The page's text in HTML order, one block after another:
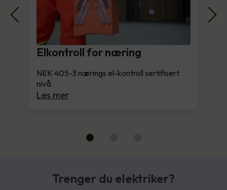
Elkontroll for næring
NEK 405-3 nærings el-kontroll sertifisert
nivå
Les mer
Trenger du elektriker?